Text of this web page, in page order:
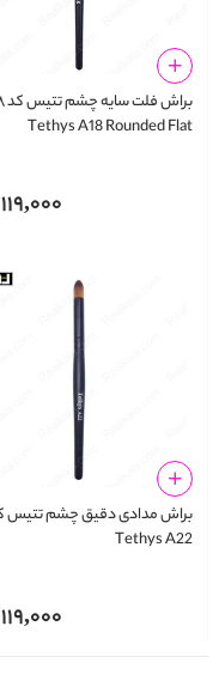
Tethys A18 Rounded Flat
119,000
Tethys A22
119,000